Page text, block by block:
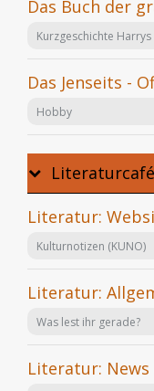
Kurzgeschichte
Das Jenseits -
Hobby
Literaturcafé
Literatur:
Kulturnotizen (KUNO)
Literatur:
Was lest ihr gerade?
Literatur: